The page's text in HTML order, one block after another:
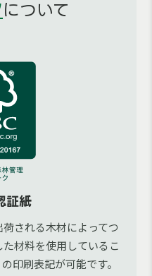
について
証紙
される木材によってつ
材料を使用しているこ
印刷表記が可能です。